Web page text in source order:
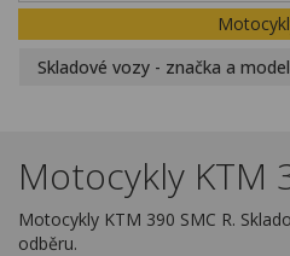
Novinky
Kontakty
Skladové vozy - značka a model
Motocykly KTM
Motocykly KTM 390 SMC R.
odběru.